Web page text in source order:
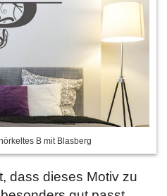
B mit Blasberg
dass dieses Motiv zu